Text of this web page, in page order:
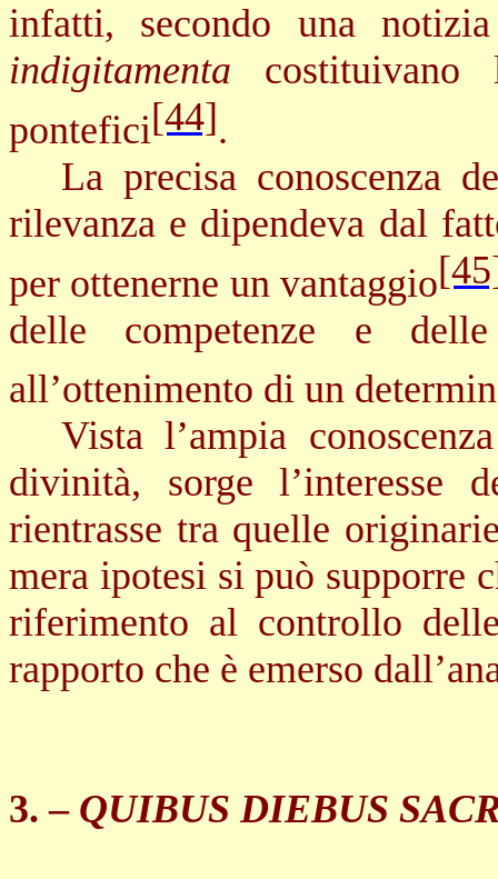
infatti, secondo una
indigitamenta
pontefici[44].
La precisa conoscenza
rilevanza e dipendeva dal
per ottenerne un vantaggio
delle competenze e
all’ottenimento di un
Vista l’ampia
divinità, sorge l’interesse
rientrasse tra quelle
mera ipotesi si può supporre
riferimento al controllo
rapporto che è emerso
3. – QUIBUS DIEBUS